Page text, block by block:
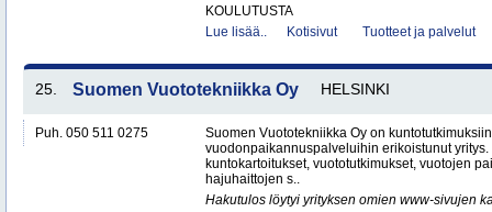
KOULUTUSTA
Lue lisää..
Kotisivut Tuotteet ja palvelut
25. Suomen Vuototekniikka Oy HELSINKI
Puh. 050 511 0275
Suomen Vuototekniikka Oy on
vuodonpaikannuspalveluihin erikoistunut yritys.
kuntokartoitukset, vuototutkimukset, vuotojen
hajuhaittojen s..
Hakutulos löytyi yrityksen omien www-sivujen